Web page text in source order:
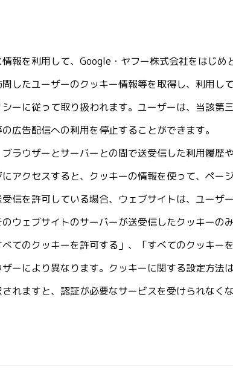
報を利用して、Google・ヤフー株式会社をはじ
したユーザーのクッキー情報等を取得し、利用し
ーに従って取り扱われます。ユーザーは、当該第
広告配信への利用を停止することができます。
ラウザーとサーバーとの間で送受信した利用履歴
アクセスすると、クッキーの情報を使って、ペ
信を許可している場合、ウェブサイトは、ユーザ
ウェブサイトのサーバーが送受信したクッキーのみ
てのクッキーを許可する」、「すべてのクッキー
ーにより異なります。クッキーに関する設定方法
れますと、認証が必要なサービスを受けられな